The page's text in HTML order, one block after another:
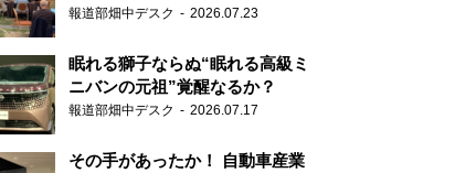
報道部畑中デスク 2026.07.23
眠れる獅子ならぬ“眠れる高級ミ
ニバンの元祖”覚醒なるか？
報道部畑中デスク 2026.07.17
その手があったか！ 自動車産業